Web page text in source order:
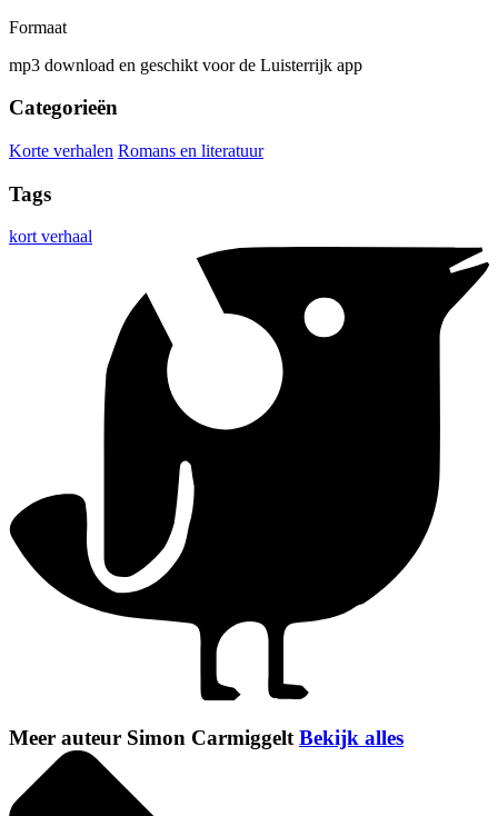
Formaat
mp3 download en geschikt voor de Luisterrijk app
Categorieën
Korte verhalen Romans en literatuur
Tags
kort verhaal
Meer auteur Simon Carmiggelt Bekijk alles